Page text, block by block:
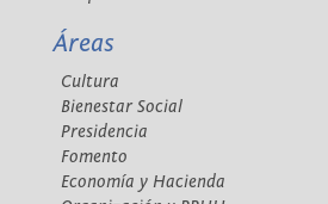
Áreas
Cultura
Bienestar Social
Presidencia
Fomento
Economía y Hacienda